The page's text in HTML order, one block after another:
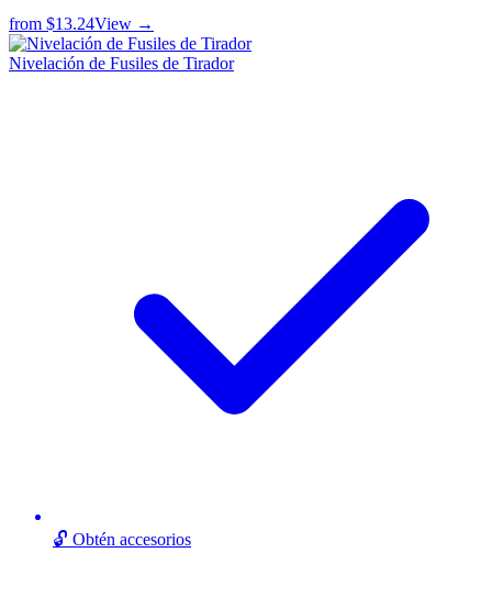
from $13.24View →
Nivelación de Fusiles de Tirador
🔓 Obtén accesorios